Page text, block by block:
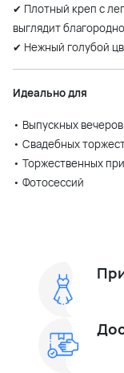
✔ Плотный креп с
выглядит благородно
✔ Нежный голубой
Идеально для
• Выпускных вечеров
• Свадебных
• Торжественных
• Фотосессий